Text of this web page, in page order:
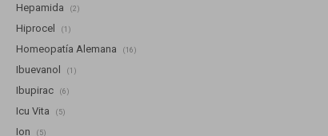
Hepamida (2)
Hiprocel (1)
Homeopatía Alemana (16)
Ibuevanol (1)
Ibupirac (6)
Icu Vita (5)
Ion (5)